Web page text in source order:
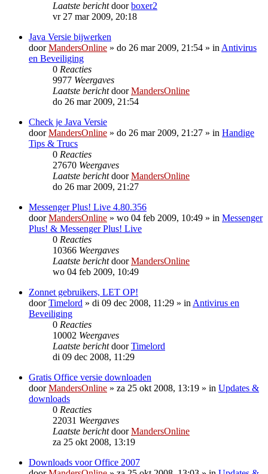
Laatste berichtdoorboxer2
vr 27 mar 2009, 20:18
Java Versie bijwerken
doorMandersOnline » do 26 mar 2009, 21:54 » in Antivirus
en Beveiliging
0 Reacties
9977 Weergaves
Laatste berichtdoorMandersOnline
do 26 mar 2009, 21:54
Check je Java Versie
doorMandersOnline » do 26 mar 2009, 21:27 » in Handige
Tips & Trucs
0 Reacties
27670 Weergaves
Laatste berichtdoorMandersOnline
do 26 mar 2009, 21:27
Messenger Plus! Live 4.80.356
doorMandersOnline » wo 04 feb 2009, 10:49 » in Messenger
Plus! & Messenger Plus! Live
0 Reacties
10366 Weergaves
Laatste berichtdoorMandersOnline
wo 04 feb 2009, 10:49
Zonnet gebruikers, LET OP!
doorTimelord » di 09 dec 2008, 11:29 » in Antivirus en
Beveiliging
0 Reacties
10002 Weergaves
Laatste berichtdoorTimelord
di 09 dec 2008, 11:29
Gratis Office versie downloaden
doorMandersOnline » za 25 okt 2008, 13:19 » in Updates &
downloads
0 Reacties
22031 Weergaves
Laatste berichtdoorMandersOnline
za 25 okt 2008, 13:19
Downloads voor Office 2007